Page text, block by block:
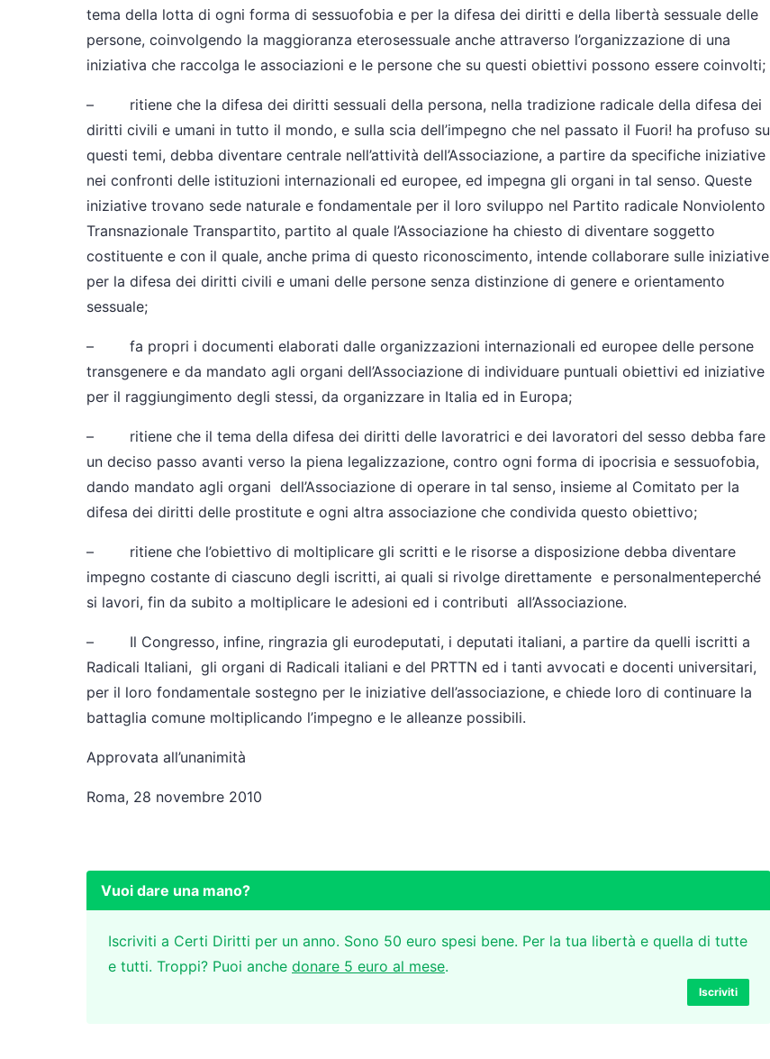
tema della lotta di ogni forma di sessuofobia e per la difesa dei diritti e della libertà sessuale delle
persone, coinvolgendo la maggioranza eterosessuale anche attraverso l’organizzazione di una
iniziativa che raccolga le associazioni e le persone che su questi obiettivi possono essere coinvolti;
– ritiene che la difesa dei diritti sessuali della persona, nella tradizione radicale della difesa dei
diritti civili e umani in tutto il mondo, e sulla scia dell’impegno che nel passato il Fuori! ha profuso su
questi temi, debba diventare centrale nell’attività dell’Associazione, a partire da specifiche iniziative
nei confronti delle istituzioni internazionali ed europee, ed impegna gli organi in tal senso. Queste
iniziative trovano sede naturale e fondamentale per il loro sviluppo nel Partito radicale Nonviolento
Transnazionale Transpartito, partito al quale l’Associazione ha chiesto di diventare soggetto
costituente e con il quale, anche prima di questo riconoscimento, intende collaborare sulle iniziative
per la difesa dei diritti civili e umani delle persone senza distinzione di genere e orientamento
sessuale;
– fa propri i documenti elaborati dalle organizzazioni internazionali ed europee delle persone
transgenere e da mandato agli organi dell’Associazione di individuare puntuali obiettivi ed iniziative
per il raggiungimento degli stessi, da organizzare in Italia ed in Europa;
– ritiene che il tema della difesa dei diritti delle lavoratrici e dei lavoratori del sesso debba fare
un deciso passo avanti verso la piena legalizzazione, contro ogni forma di ipocrisia e sessuofobia,
dando mandato agli organi dell’Associazione di operare in tal senso, insieme al Comitato per la
difesa dei diritti delle prostitute e ogni altra associazione che condivida questo obiettivo;
– ritiene che l’obiettivo di moltiplicare gli scritti e le risorse a disposizione debba diventare
impegno costante di ciascuno degli iscritti, ai quali si rivolge direttamente e personalmenteperché
si lavori, fin da subito a moltiplicare le adesioni ed i contributi all’Associazione.
– Il Congresso, infine, ringrazia gli eurodeputati, i deputati italiani, a partire da quelli iscritti a
Radicali Italiani, gli organi di Radicali italiani e del PRTTN ed i tanti avvocati e docenti universitari,
per il loro fondamentale sostegno per le iniziative dell’associazione, e chiede loro di continuare la
battaglia comune moltiplicando l’impegno e le alleanze possibili.
Approvata all’unanimità
Roma, 28 novembre 2010
Vuoi dare una mano?
Iscriviti a Certi Diritti per un anno. Sono 50 euro spesi bene. Per la tua libertà e quella di tutte
e tutti. Troppi? Puoi anche donare 5 euro al mese.
Iscriviti